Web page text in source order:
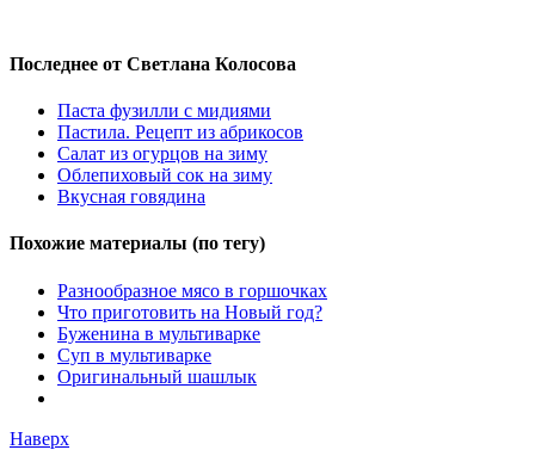
Последнее от Светлана Колосова
Паста фузилли с мидиями
Пастила. Рецепт из абрикосов
Салат из огурцов на зиму
Облепиховый сок на зиму
Вкусная говядина
Похожие материалы (по тегу)
Разнообразное мясо в горшочках
Что приготовить на Новый год?
Буженина в мультиварке
Суп в мультиварке
Оригинальный шашлык
Наверх